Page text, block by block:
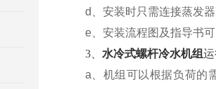
d
安装时只需连接蒸发
e、安装流程图及指导书
3、 水冷式螺杆冷水机组
a
机组可以根据负荷的